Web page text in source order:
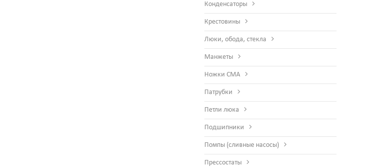
Конденсаторы
Крестовины
Люки, обода, стекла
Манжеты
Ножки СМА
Патрубки
Петли люка
Подшипники
Помпы (сливные насосы)
Прессостаты